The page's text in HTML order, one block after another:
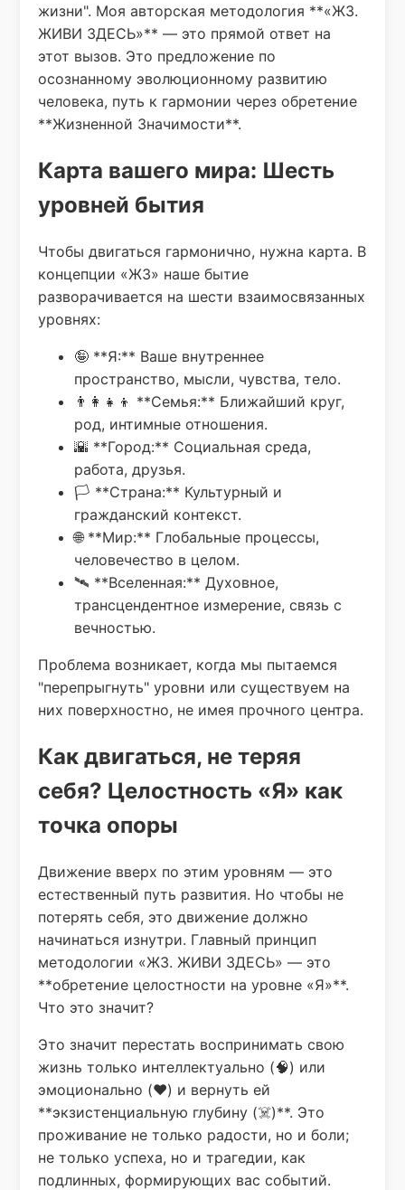
жизни". Моя авторская методология **«ЖЗ.
ЖИВИ ЗДЕСЬ»** — это прямой ответ на
этот вызов. Это предложение по
осознанному эволюционному развитию
человека, путь к гармонии через обретение
**Жизненной Значимости**.
Карта вашего мира: Шесть
уровней бытия
Чтобы двигаться гармонично, нужна карта. В
концепции «ЖЗ» наше бытие
разворачивается на шести взаимосвязанных
уровнях:
🤪 **Я:** Ваше внутреннее
пространство, мысли, чувства, тело.
👨‍👩‍👧‍👦 **Семья:** Ближайший круг,
род, интимные отношения.
🌇 **Город:** Социальная среда,
работа, друзья.
🏳️ **Страна:** Культурный и
гражданский контекст.
🌐 **Мир:** Глобальные процессы,
человечество в целом.
🛰 **Вселенная:** Духовное,
трансцендентное измерение, связь с
вечностью.
Проблема возникает, когда мы пытаемся
"перепрыгнуть" уровни или существуем на
них поверхностно, не имея прочного центра.
Как двигаться, не теряя
себя? Целостность «Я» как
точка опоры
Движение вверх по этим уровням — это
естественный путь развития. Но чтобы не
потерять себя, это движение должно
начинаться изнутри. Главный принцип
методологии «ЖЗ. ЖИВИ ЗДЕСЬ» — это
**обретение целостности на уровне «Я»**.
Что это значит?
Это значит перестать воспринимать свою
жизнь только интеллектуально (🧠) или
эмоционально (❤️) и вернуть ей
**экзистенциальную глубину (☠️)**. Это
проживание не только радости, но и боли;
не только успеха, но и трагедии, как
подлинных, формирующих вас событий.